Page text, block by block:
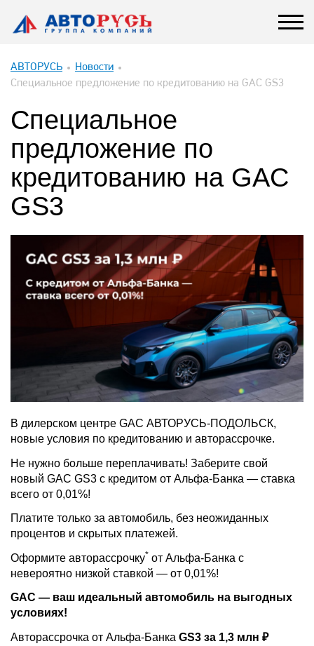
АВТОРУСЬ
Новости
Специальное предложение по кредитованию на GAC GS3
Специальное
предложение по
кредитованию на GAC
GS3
В дилерском центре GAC АВТОРУСЬ-ПОДОЛЬСК,
новые условия по кредитованию и авторассрочке.
Не нужно больше переплачивать! Заберите свой
новый GAC GS3 с кредитом от Альфа‑Банка — ставка
всего от 0,01%!
Платите только за автомобиль, без неожиданных
процентов и скрытых платежей.
Оформите авторассрочку* от Альфа-Банка с
невероятно низкой ставкой — от 0,01%!
GAC — ваш идеальный автомобиль на выгодных
условиях!
Авторассрочка от Альфа-Банка GS3 за 1,3 млн ₽